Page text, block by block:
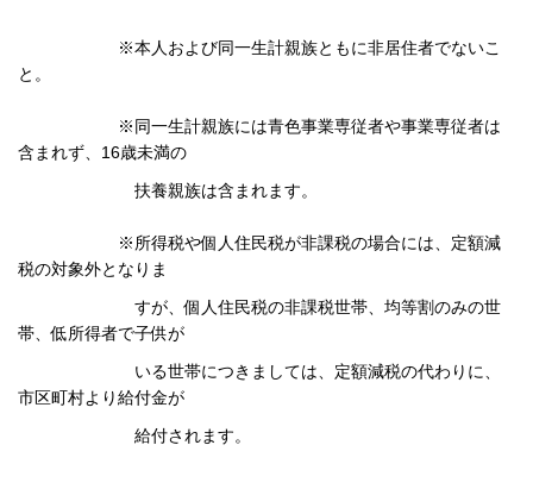
※本人および同一生計親族ともに非居住者でないこ
と。
※同一生計親族には青色事業専従者や事業専従者は
含まれず、16歳未満の
扶養親族は含まれます。
※所得税や個人住民税が非課税の場合には、定額減
税の対象外となりま
すが、個人住民税の非課税世帯、均等割のみの世
帯、低所得者で子供が
いる世帯につきましては、 定額減税の代わりに、
市区町村より給付金が
給付されます。